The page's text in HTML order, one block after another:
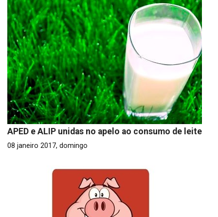
APED e ALIP unidas no apelo ao consumo de leite
08 janeiro 2017, domingo